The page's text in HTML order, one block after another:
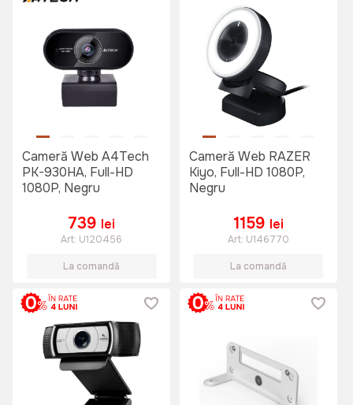
Cameră Web A4Tech
PK-930HA, Full-HD
1080P, Negru
739 lei
Art: U120456
La comandă
Cameră Web RAZER
Kiyo, Full-HD 1080P,
Negru
1159 lei
Art: U146770
La comandă